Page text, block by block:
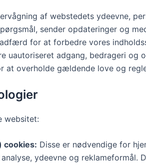
af webstedets ydeevne,
sender opdateringer og
for at forbedre vores
uautoriseret adgang, bedrageri og
at overholde gældende love og
websitet:
cookies: Disse er nødvendige for
ydeevne og